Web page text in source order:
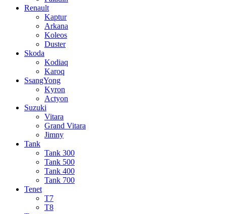
Renault
Kaptur
Arkana
Koleos
Duster
Skoda
Kodiaq
Karoq
SsangYong
Kyron
Actyon
Suzuki
Vitara
Grand Vitara
Jimny
Tank
Tank 300
Tank 500
Tank 400
Tank 700
Tenet
T7
T8